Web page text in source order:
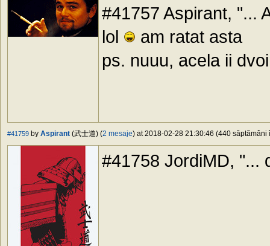
#41757 Aspirant, "...
lol
am ratat asta
ps. nuuu, acela ii
#41759 by Aspirant (武士道) (2 mesaje) at 2018-02-28 21:30:46 (440 săptămâni
#41758 JordiMD, "...